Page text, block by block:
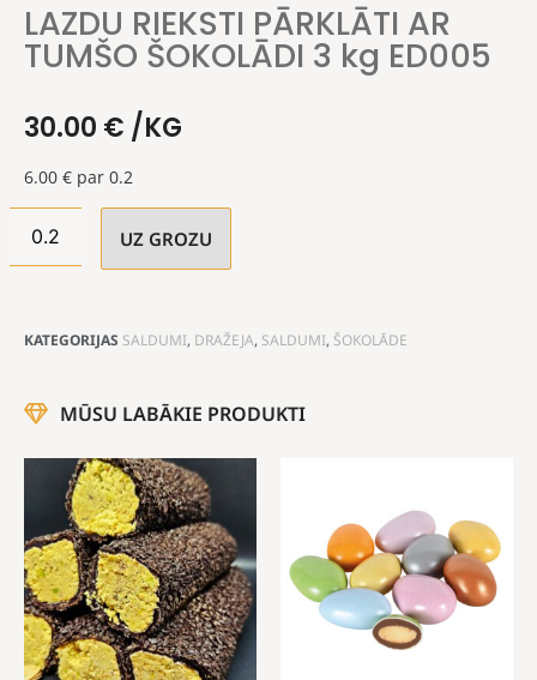
LAZDU RIEKSTI PĀRKLĀTI AR
TUMŠO ŠOKOLĀDI 3 kg ED005
30.00 € /KG
6.00 € par 0.2
UZ GROZU
KATEGORIJAS SALDUMI, DRAŽEJA, SALDUMI, ŠOKOLĀDE
MŪSU LABĀKIE PRODUKTI